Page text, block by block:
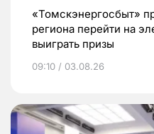
«Томскэнергосбыт»
региона перейти на
выиграть призы
09:10 / 03.08.26